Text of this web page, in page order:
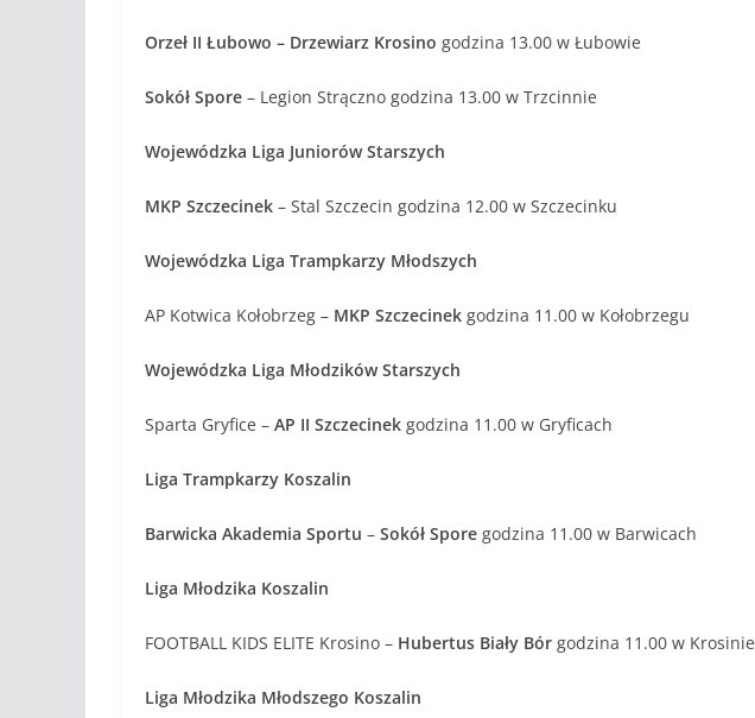
Orzeł II Łubowo – Drzewiarz Krosino godzina 13.00 w Łubowie
Sokół Spore – Legion Strączno godzina 13.00 w Trzcinnie
Wojewódzka Liga Juniorów Starszych
MKP Szczecinek – Stal Szczecin godzina 12.00 w Szczecinku
Wojewódzka Liga Trampkarzy Młodszych
AP Kotwica Kołobrzeg – MKP Szczecinek godzina 11.00 w Kołobrzegu
Wojewódzka Liga Młodzików Starszych
Sparta Gryfice – AP II Szczecinek godzina 11.00 w Gryficach
Liga Trampkarzy Koszalin
Barwicka Akademia Sportu – Sokół Spore godzina 11.00 w Barwicach
Liga Młodzika Koszalin
FOOTBALL KIDS ELITE Krosino – Hubertus Biały Bór godzina 11.00 w Krosinie
Liga Młodzika Młodszego Koszalin